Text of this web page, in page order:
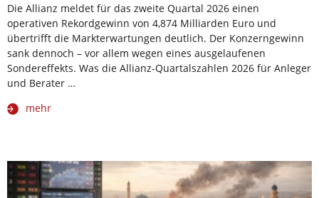
Die Allianz meldet für das zweite Quartal 2026 einen
operativen Rekordgewinn von 4,874 Milliarden Euro und
übertrifft die Markterwartungen deutlich. Der Konzerngewinn
sank dennoch – vor allem wegen eines ausgelaufenen
Sondereffekts. Was die Allianz-Quartalszahlen 2026 für Anleger
und Berater …
mehr